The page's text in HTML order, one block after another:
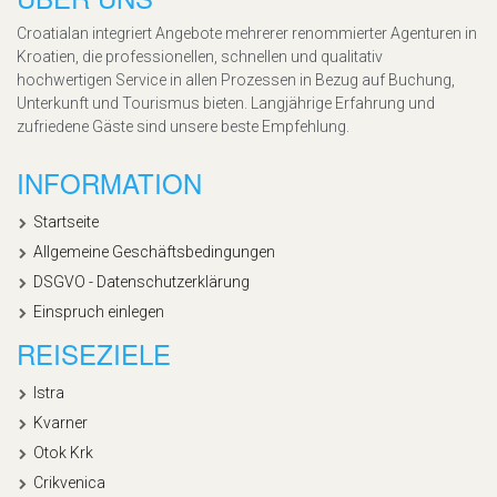
Croatialan integriert Angebote mehrerer renommierter Agenturen in
Kroatien, die professionellen, schnellen und qualitativ
hochwertigen Service in allen Prozessen in Bezug auf Buchung,
Unterkunft und Tourismus bieten. Langjährige Erfahrung und
zufriedene Gäste sind unsere beste Empfehlung.
INFORMATION
Startseite
Allgemeine Geschäftsbedingungen
DSGVO - Datenschutzerklärung
Einspruch einlegen
REISEZIELE
Istra
Kvarner
Otok Krk
Crikvenica